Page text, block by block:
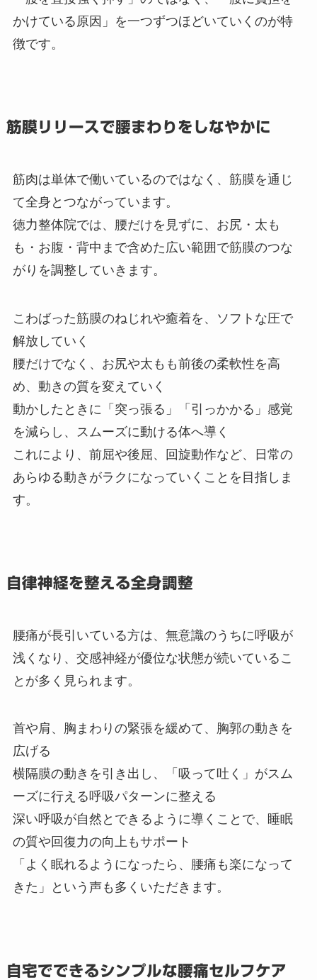
かけている原因」を一つずつほどいていくのが特
徴です。
筋膜リリースで腰まわりをしなやかに
筋肉は単体で働いているのではなく、筋膜を通じ
て全身とつながっています。
徳力整体院では、腰だけを見ずに、お尻・太も
も・お腹・背中まで含めた広い範囲で筋膜のつな
がりを調整していきます。
こわばった筋膜のねじれや癒着を、ソフトな圧で
解放していく
腰だけでなく、お尻や太もも前後の柔軟性を高
め、動きの質を変えていく
動かしたときに「突っ張る」「引っかかる」感覚
を減らし、スムーズに動ける体へ導く
これにより、前屈や後屈、回旋動作など、日常の
あらゆる動きがラクになっていくことを目指しま
す。
自律神経を整える全身調整
腰痛が長引いている方は、無意識のうちに呼吸が
浅くなり、交感神経が優位な状態が続いているこ
とが多く見られます。
首や肩、胸まわりの緊張を緩めて、胸郭の動きを
広げる
横隔膜の動きを引き出し、「吸って吐く」がスム
ーズに行える呼吸パターンに整える
深い呼吸が自然とできるように導くことで、睡眠
の質や回復力の向上もサポート
「よく眠れるようになったら、腰痛も楽になって
きた」という声も多くいただきます。
自宅でできるシンプルな腰痛セルフケア